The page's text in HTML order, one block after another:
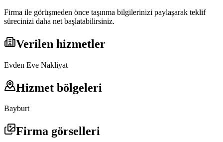
Firma ile görüşmeden önce taşınma bilgilerinizi paylaşarak teklif
sürecinizi daha net başlatabilirsiniz.
Verilen hizmetler
Evden Eve Nakliyat
Hizmet bölgeleri
Bayburt
Firma görselleri